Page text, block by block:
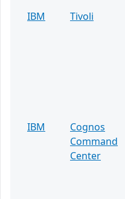
IBM
Tivoli
IBM
Cognos
Command
Center